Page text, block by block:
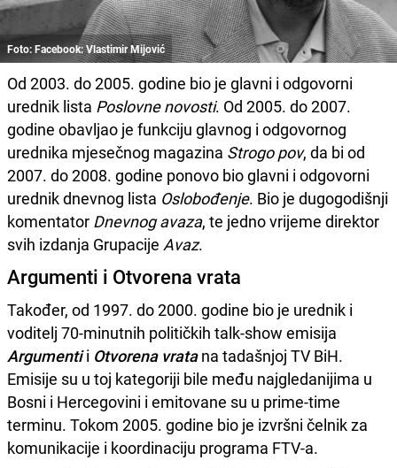
Foto: Facebook: Vlastimir Mijović
Od 2003. do 2005. godine bio je glavni i odgovorni
urednik lista Poslovne novosti. Od 2005. do 2007.
godine obavljao je funkciju glavnog i odgovornog
urednika mjesečnog magazina Strogo pov, da bi od
2007. do 2008. godine ponovo bio glavni i odgovorni
urednik dnevnog lista Oslobođenje. Bio je dugogodišnji
komentator Dnevnog avaza, te jedno vrijeme direktor
svih izdanja Grupacije Avaz.
Argumenti i Otvorena vrata
Također, od 1997. do 2000. godine bio je urednik i
voditelj 70-minutnih političkih talk-show emisija
Argumentii Otvorena vratana tadašnjoj TV BiH.
Emisije su u toj kategoriji bile među najgledanijima u
Bosni i Hercegovini i emitovane su u prime-time
terminu. Tokom 2005. godine bio je izvršni čelnik za
komunikacije i koordinaciju programa FTV-a.